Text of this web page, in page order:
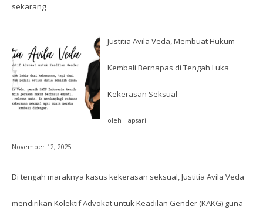
sekarang
Justitia Avila Veda, Membuat Hukum
Kembali Bernapas di Tengah Luka
Kekerasan Seksual
oleh Hapsari
November 12, 2025
Di tengah maraknya kasus kekerasan seksual, Justitia Avila Veda
mendirikan Kolektif Advokat untuk Keadilan Gender (KAKG) guna